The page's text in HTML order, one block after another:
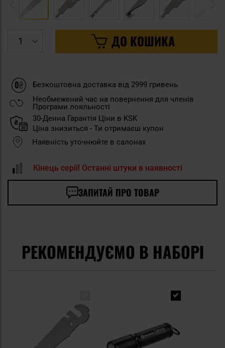
ДО КОШИКА
Безкоштовна доставка від 2999 гривень
Необмежений час на повернення для членів
Програми лояльності
30-Денна Гарантія Ціни в KSK
Ціна знизиться - Ти отримаєш купон
Наявність уточнюйте в салонах
Кінець серії! Останні штуки в наявності
ЗАПИТАЙ ПРО ТОВАР
РЕКОМЕНДУЄМО В НАБОРІ